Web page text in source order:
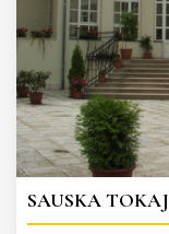
SAUSKA TOKAJ